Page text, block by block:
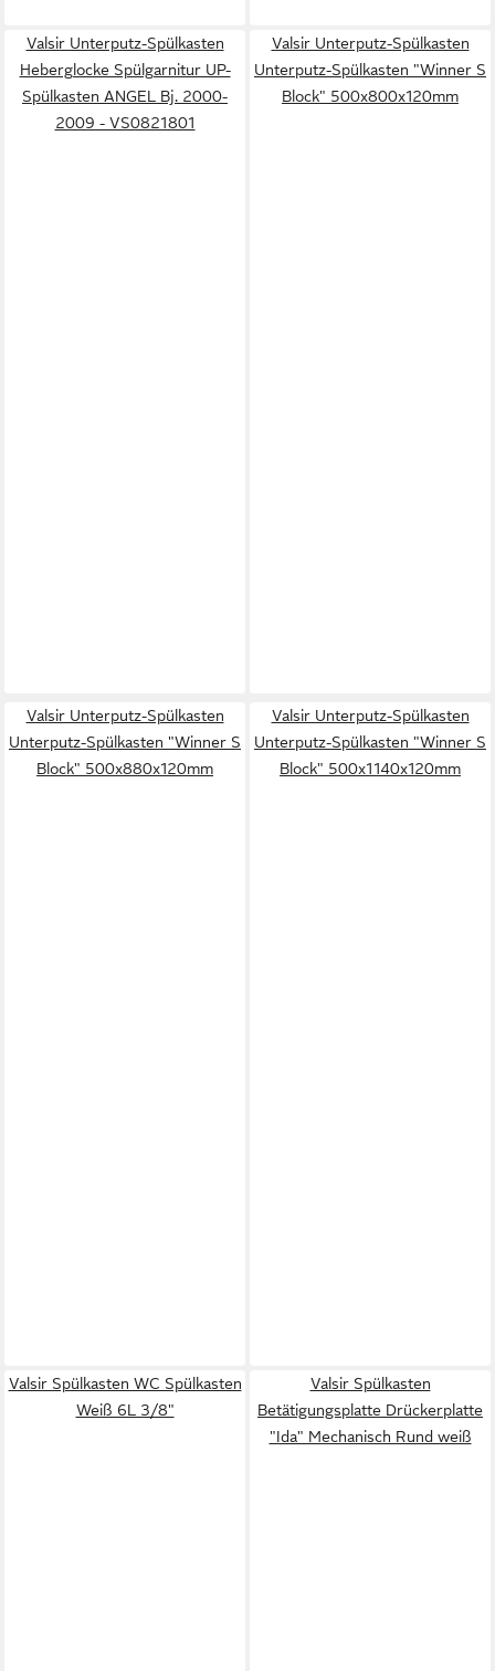
Valsir Unterputz-Spülkasten
Heberglocke Spülgarnitur UP-
Spülkasten ANGEL Bj. 2000-
2009 - VS0821801
Valsir Unterputz-Spülkasten
Unterputz-Spülkasten "Winner S
Block" 500x800x120mm
Valsir Unterputz-Spülkasten
Unterputz-Spülkasten "Winner S
Block" 500x880x120mm
Valsir Unterputz-Spülkasten
Unterputz-Spülkasten "Winner S
Block" 500x1140x120mm
Valsir Spülkasten WC Spülkasten
Weiß 6L 3/8"
Valsir Spülkasten
Betätigungsplatte Drückerplatte
"Ida" Mechanisch Rund weiß